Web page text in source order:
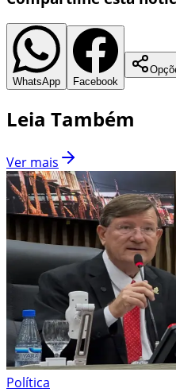
WhatsApp Facebook
Leia Também
Ver mais
Política